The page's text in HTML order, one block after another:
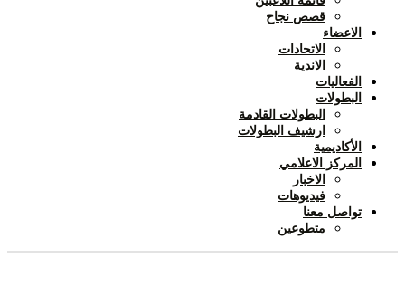
قصص نجاح
الاعضاء
الاتحادات
الاندية
الفعاليات
البطولات
البطولات القادمة
ارشيف البطولات
الأكاديمية
المركز الاعلامي
الاخبار
فيديوهات
تواصل معنا
متطوعين